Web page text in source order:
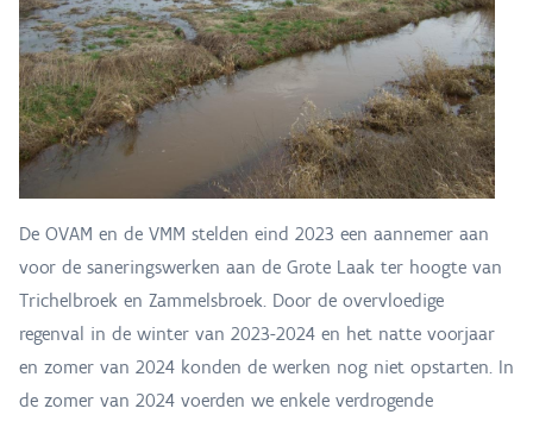
De OVAM en de VMM stelden eind 2023 een aannemer aan
voor de saneringswerken aan de Grote Laak ter hoogte van
Trichelbroek en Zammelsbroek. Door de overvloedige
regenval in de winter van 2023-2024 en het natte voorjaar
en zomer van 2024 konden de werken nog niet opstarten. In
de zomer van 2024 voerden we enkele verdrogende